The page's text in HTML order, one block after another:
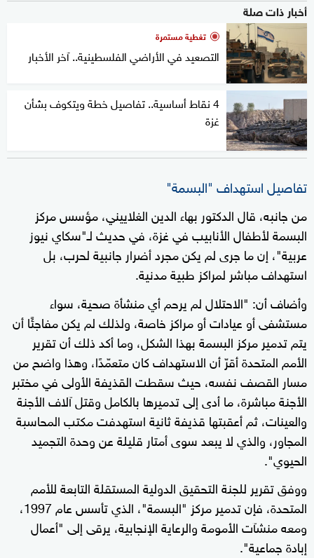
أخبار ذات صلة
تغطية مستمرة
التصعيد في الأراضي الفلسطينية.. آخر الأخبار
4 نقاط أساسية.. تفاصيل خطة ويتكوف بشأن
غزة
تفاصيل استهداف "البسمة"
من جانبه، قال الدكتور بهاء الدين الغلاييني، مؤسس مركز
البسمة لأطفال الأنابيب في غزة، في حديث لـ"سكاي نيوز
عربية"، إن ما جرى لم يكن مجرد أضرار جانبية لحرب، بل
استهداف مباشر لمراكز طبية مدنية.
وأضاف أن: "الاحتلال لم يرحم أي منشأة صحية، سواء
مستشفى أو عيادات أو مراكز خاصة، ولذلك لم يكن مفاجئًا أن
يتم تدمير مركز البسمة بهذا الشكل، وما أكد ذلك أن تقرير
الأمم المتحدة أقرّ أن الاستهداف كان متعمّدًا، وهذا واضح من
مسار القصف نفسه، حيث سقطت القذيفة الأولى في مختبر
الأجنة مباشرة، ما أدى إلى تدميرها بالكامل وقتل آلاف الأجنة
والعينات، ثم أعقبتها قذيفة ثانية استهدفت مكتب المحاسبة
المجاور، والذي لا يبعد سوى أمتار قليلة عن وحدة التجميد
الحيوي".
ووفق تقرير للجنة التحقيق الدولية المستقلة التابعة للأمم
المتحدة، فإن تدمير مركز "البسمة"، الذي تأسس عام 1997،
ومعه منشآت الأمومة والرعاية الإنجابية، يرقى إلى "أعمال
إبادة جماعية".